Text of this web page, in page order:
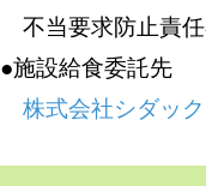
不当要求防止責任
●施設給食委託先
株式会社シダッ